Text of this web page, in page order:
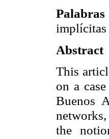
Abstract
This
on a
Buenos
the